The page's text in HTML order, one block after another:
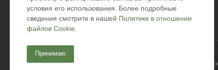
Контакты
2026 © Academyfishing - продажа товаров для рыбалки по
условия его использования. Более подробные
сведения смотрите в нашей Политике в отношении
файлов Cookie
Принимаю